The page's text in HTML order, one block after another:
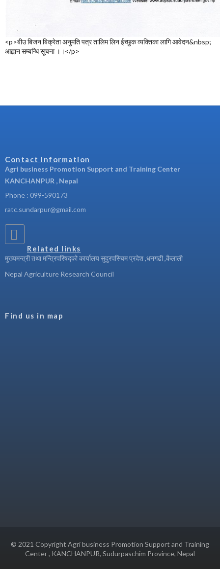
<p>बीउ बिजन बिक्रेता अनुमति पत्र तालिम लिन ईच्छुक व्यक्तिका लागि आवेदन&nbsp;
आह्वान सम्बन्धि सूचना ।।</p>
Contact Information
Agri business Promotion Support and Training Center
KANCHANPUR , Nepal
Phone : 099-590173
ratc.sundarpur@gmail.com
Related links
मुख्यमन्त्री तथा मन्त्रिपरिषद्को कार्यालय सुदुरपस्चिम प्रदेश ,धनगढी ,कैलाली
Nepal Agriculture Research Council
Find us in map
© 2021 Copyright Agri business Promotion Support and Training
Center , KANCHANPUR, Sudurpaschim Province, Nepal